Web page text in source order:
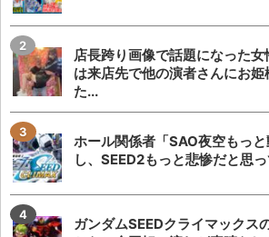
店長跨り画像で話題になった
は来店先で他の演者さんにお
た...
ホール関係者「SAO夜空もっ
し、SEED2もっと悲惨だと思
ガンダムSEEDクライマックス